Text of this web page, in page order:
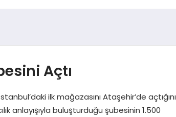
Açtı
ilk mağazasını Ataşehir’de açtığını
anlayışıyla buluşturduğu şubesinin 1.500